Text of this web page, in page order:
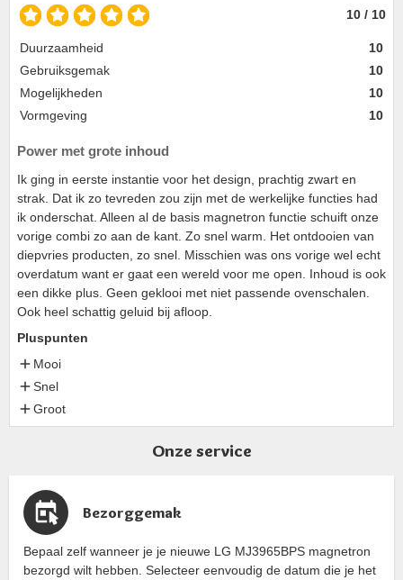
10 / 10
Duurzaamheid
10
Gebruiksgemak
10
Mogelijkheden
10
Vormgeving
10
Power met grote inhoud
Ik ging in eerste instantie voor het design, prachtig zwart en
strak. Dat ik zo tevreden zou zijn met de werkelijke functies had
ik onderschat. Alleen al de basis magnetron functie schuift onze
vorige combi zo aan de kant. Zo snel warm. Het ontdooien van
diepvries producten, zo snel. Misschien was ons vorige wel echt
overdatum want er gaat een wereld voor me open. Inhoud is ook
een dikke plus. Geen geklooi met niet passende ovenschalen.
Ook heel schattig geluid bij afloop.
Pluspunten
Mooi
Snel
Groot
Onze service
Bezorggemak
Bepaal zelf wanneer je je nieuwe LG MJ3965BPS magnetron
bezorgd wilt hebben. Selecteer eenvoudig de datum die je het